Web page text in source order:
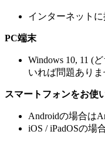
インターネットに
PC端末
Windows 10, 11 (
いれば問題あり
スマートフォンをお使
Androidの場合は
iOS / iPadOSの場